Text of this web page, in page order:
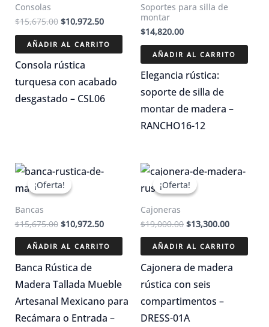
Consolas
$15,675.00 El
original
era:
$15,675.00.
$10,972.50El
actual
es:
$10,972.50.
AÑADIR AL CARRITO
Consola rústica
turquesa con acabado
desgastado – CSL06
Soportes para silla de
montar
$14,820.00
AÑADIR AL CARRITO
Elegancia rústica:
soporte de silla de
montar de madera –
RANCHO16-12
¡Oferta!
¡Oferta!
Bancas
$15,675.00 El
original
era:
$15,675.00.
$10,972.50El
actual
es:
$10,972.50.
AÑADIR AL CARRITO
Banca Rústica de
Madera Tallada Mueble
Artesanal Mexicano para
Recámara o Entrada –
¡Oferta!
¡Oferta!
Cajoneras
$19,000.00 El
original
era:
$19,000.00.
$13,300.00El
actual
es:
AÑADIR AL CARRITO
Cajonera de madera
rústica con seis
compartimentos –
DRESS-01A